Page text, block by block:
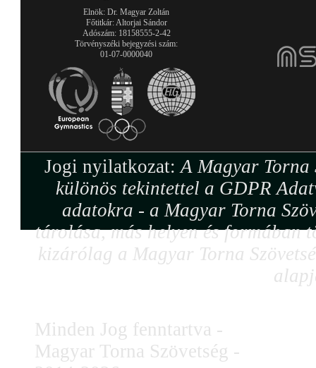
Elnök: Dr. Magyar Zoltán
Főtitkár: Altorjai Sándor
Adószám: 18158555-2-42
Törvényszéki bejegyzési szám:
01-07-0000040
Jogi nyilatkozat:A Magyar Torna
különös tekintettel a GDPR
adatokra - a Magyar Torna
tárolása, más helyen és formában
kizárólag a Magyar Torna
Minden Jog fenntartva -
Magyar Torna Szövetség -